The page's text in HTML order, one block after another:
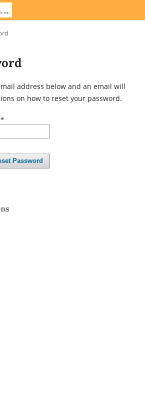
address below and an email will
on how to reset your password.
*
Password